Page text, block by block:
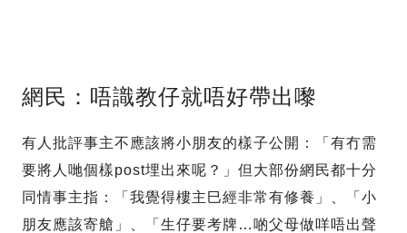
網民：唔識教仔就唔好帶出嚟
有人批評事主不應該將小朋友的樣子公開：「有冇需
要將人哋個樣post埋出來呢？」但大部份網民都十分
同情事主指：「我覺得樓主巳經非常有修養」、「小
朋友應該寄艙」、「生仔要考牌…啲父母做咩唔出聲